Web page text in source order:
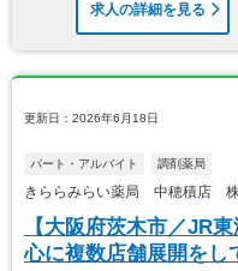
求人の詳細を見る
更新日：2026年6月18日
パート・アルバイト 調剤薬局
きららみらい薬局 中穂積店 株
【大阪府茨木市／JR
心に複数店舗展開をし